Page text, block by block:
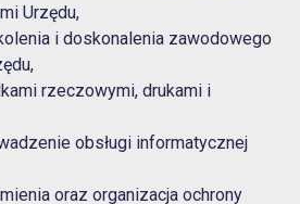
Urzędu,
i doskonalenia zawodowego
rzeczowymi, drukami i
obsługi informatycznej
oraz organizacja ochrony